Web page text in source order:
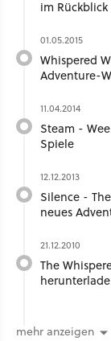
im Rückblick
01.05.2015
Whispered
Adventure-
11.04.2014
Steam -
Spiele
12.12.2013
Silence -
neues
21.12.2010
The
mehr anzeigen